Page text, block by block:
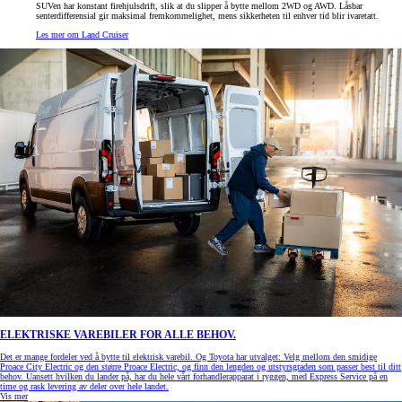
SUVen har konstant firehjulsdrift, slik at du slipper å bytte mellom 2WD og AWD. Låsbar
senterdifferensial gir maksimal fremkommelighet, mens sikkerheten til enhver tid blir ivaretatt.
Les mer om Land Cruiser
ELEKTRISKE VAREBILER FOR ALLE BEHOV.
Det er mange fordeler ved å bytte til elektrisk varebil. Og Toyota har utvalget: Velg mellom den smidige
Proace City Electric og den større Proace Electric, og finn den lengden og utstyrsgraden som passer best til ditt
behov. Uansett hvilken du lander på, har du hele vårt forhandlerapparat i ryggen, med Express Service på en
time og rask levering av deler over hele landet.
Vis mer